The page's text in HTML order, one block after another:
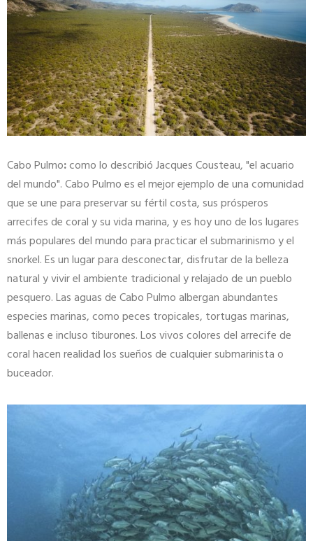
Cabo Pulmo:como lo describió Jacques Cousteau, "el acuario
del mundo". Cabo Pulmo es el mejor ejemplo de una comunidad
que se une para preservar su fértil costa, sus prósperos
arrecifes de coral y su vida marina, y es hoy uno de los lugares
más populares del mundo para practicar el submarinismo y el
snorkel. Es un lugar para desconectar, disfrutar de la belleza
natural y vivir el ambiente tradicional y relajado de un pueblo
pesquero. Las aguas de Cabo Pulmo albergan abundantes
especies marinas, como peces tropicales, tortugas marinas,
ballenas e incluso tiburones. Los vivos colores del arrecife de
coral hacen realidad los sueños de cualquier submarinista o
buceador.